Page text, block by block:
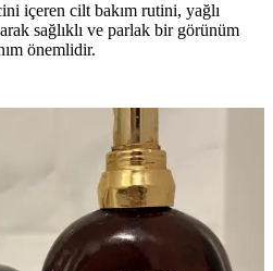
içeren cilt bakım rutini, yağlı
sağlıklı ve parlak bir görünüm
önemlidir.